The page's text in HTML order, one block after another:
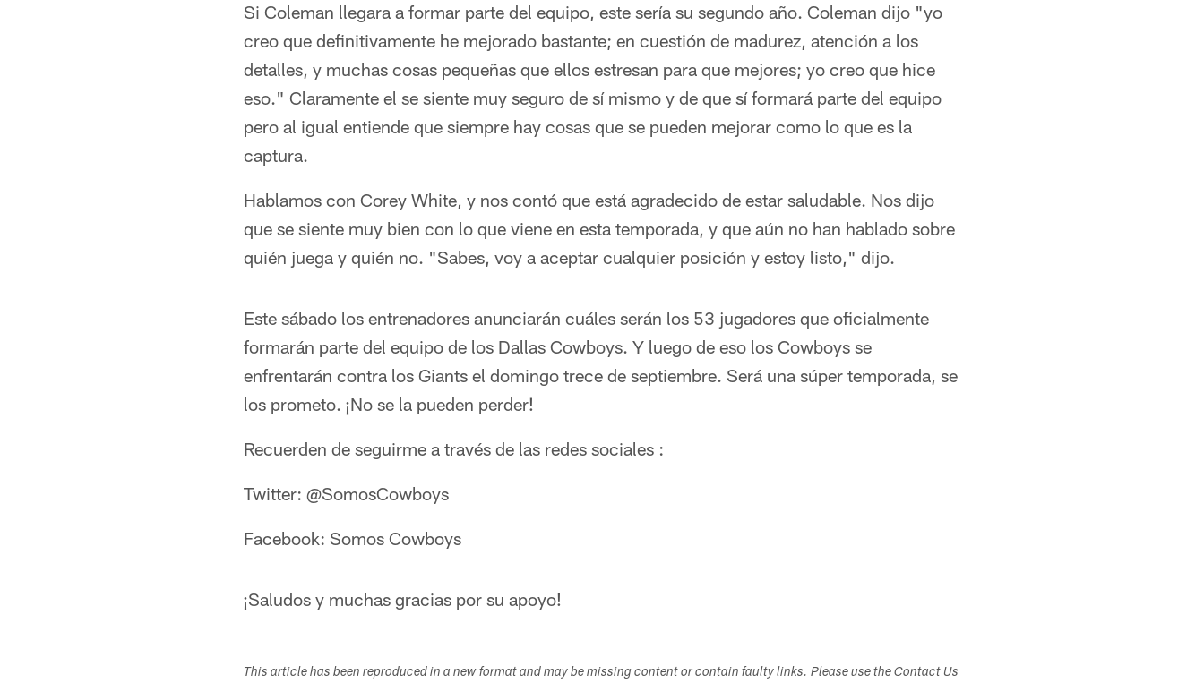
Si Coleman llegara a formar parte del equipo, este sería su segundo año. Coleman dijo "yo
creo que definitivamente he mejorado bastante; en cuestión de madurez, atención a los
detalles, y muchas cosas pequeñas que ellos estresan para que mejores; yo creo que hice
eso." Claramente el se siente muy seguro de sí mismo y de que sí formará parte del equipo
pero al igual entiende que siempre hay cosas que se pueden mejorar como lo que es la
captura.
Hablamos con Corey White, y nos contó que está agradecido de estar saludable. Nos dijo
que se siente muy bien con lo que viene en esta temporada, y que aún no han hablado sobre
quién juega y quién no. "Sabes, voy a aceptar cualquier posición y estoy listo," dijo.
Este sábado los entrenadores anunciarán cuáles serán los 53 jugadores que oficialmente
formarán parte del equipo de los Dallas Cowboys. Y luego de eso los Cowboys se
enfrentarán contra los Giants el domingo trece de septiembre. Será una súper temporada, se
los prometo. ¡No se la pueden perder!
Recuerden de seguirme a través de las redes sociales :
Twitter: @SomosCowboys
Facebook: Somos Cowboys
¡Saludos y muchas gracias por su apoyo!
This article has been reproduced in a new format and may be missing content or contain faulty links. Please use the Contact Us